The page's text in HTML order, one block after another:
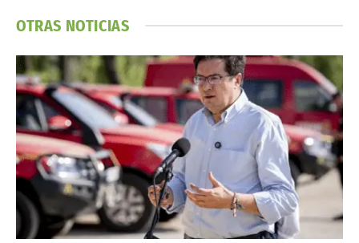
OTRAS NOTICIAS